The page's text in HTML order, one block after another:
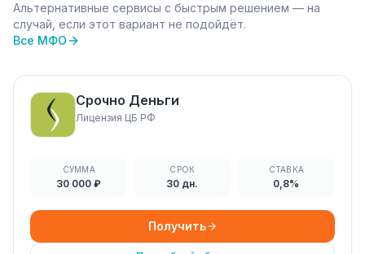
Альтернативные сервисы с быстрым решением — на
случай, если этот вариант не подойдёт.
Все МФО
Срочно Деньги
Лицензия ЦБ РФ
СУММА
30 000 ₽
СРОК
30 дн.
СТАВКА
0,8%
Получить